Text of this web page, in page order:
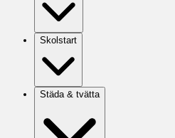
Skolstart
Städa & tvätta